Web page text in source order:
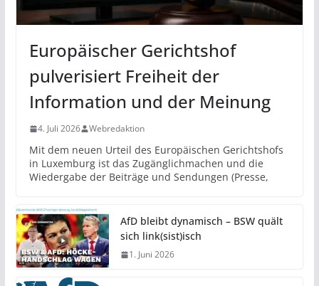
Europäischer Gerichtshof
pulverisiert Freiheit der
Information und der Meinung
4. Juli 2026 Webredaktion
Mit dem neuen Urteil des Europäischen Gerichtshofs
in Luxemburg ist das Zugänglichmachen und die
Wiedergabe der Beiträge und Sendungen (Presse,
AfD bleibt dynamisch – BSW quält
sich link(sist)isch
1. Juni 2026